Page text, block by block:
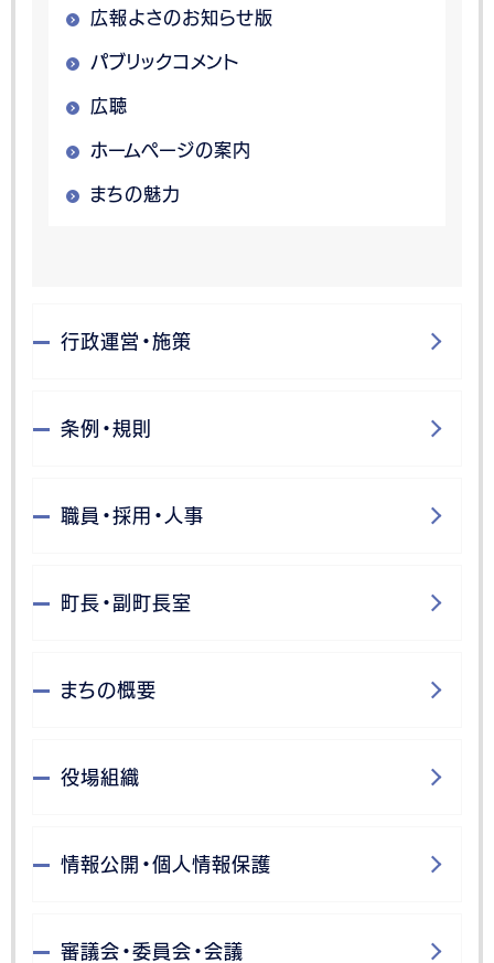
広報よさのお知らせ版
パブリックコメント
広聴
ホームページの案内
まちの魅力
行政運営・施策
条例・規則
職員・採用・人事
町長・副町長室
まちの概要
役場組織
情報公開・個人情報保護
審議会・委員会・会議